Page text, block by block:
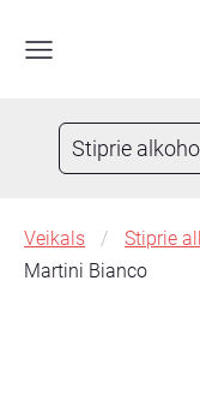
Stiprie
Veikals Stiprie
Martini Bianco